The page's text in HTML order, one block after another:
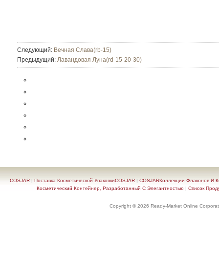
Следующий: Вечная Слава(rb-15)
Предыдущий: Лавандовая Луна(rd-15-20-30)
COSJAR | Поставка Косметической УпаковкиCOSJAR | COSJARКоллекции Флаконов И
Косметический Контейнер, Разработанный С Элегантностью | Список
Copyright © 2026 Ready-Market Online